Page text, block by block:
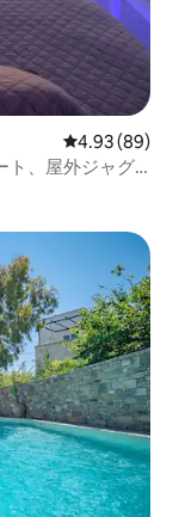
レビュー89
4.93 (89)
ト、屋外ジャグ